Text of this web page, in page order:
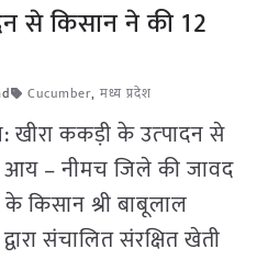
से किसान ने की 12
Cucumber, मध्य प्रदेश
खीरा ककड़ी के उत्‍पादन से
– नीमच जिले की जावद
किसान श्री बाबूलाल
संचालित संरक्षित खेती